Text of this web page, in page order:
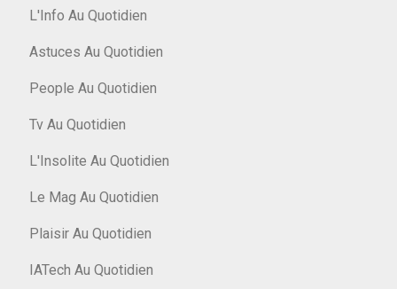
L'Info Au Quotidien
Astuces Au Quotidien
People Au Quotidien
Tv Au Quotidien
L'Insolite Au Quotidien
Le Mag Au Quotidien
Plaisir Au Quotidien
IATech Au Quotidien